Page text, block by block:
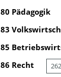
80 Pädagogik
83
85
86 Recht